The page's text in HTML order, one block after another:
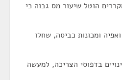
הוטל שיעור מס גבוה כי
ומכונות כביסה, שחלו
בדפוסי הצריכה, למעשה